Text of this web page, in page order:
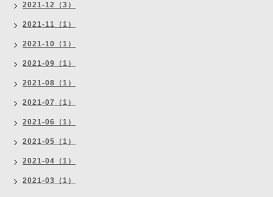
2021-12（3）
2021-11（1）
2021-10（1）
2021-09（1）
2021-08（1）
2021-07（1）
2021-06（1）
2021-05（1）
2021-04（1）
2021-03（1）